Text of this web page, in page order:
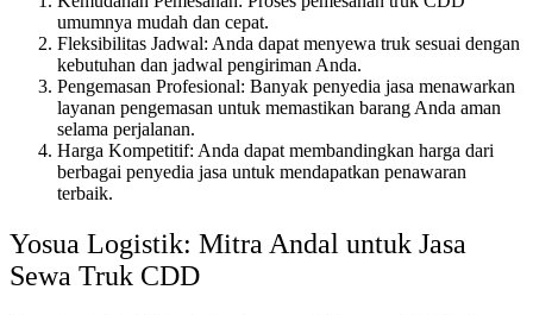
umumnya mudah dan cepat.
Fleksibilitas Jadwal: Anda dapat menyewa truk sesuai dengan
kebutuhan dan jadwal pengiriman Anda.
Pengemasan Profesional: Banyak penyedia jasa menawarkan
layanan pengemasan untuk memastikan barang Anda aman
selama perjalanan.
Harga Kompetitif: Anda dapat membandingkan harga dari
berbagai penyedia jasa untuk mendapatkan penawaran
terbaik.
Yosua Logistik: Mitra Andal untuk Jasa
Sewa Truk CDD